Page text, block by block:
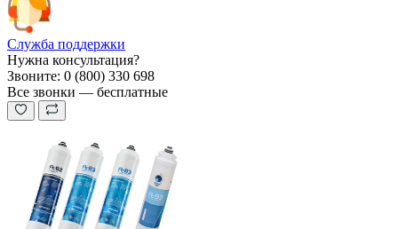
Служба поддержки
Нужна консультация?
Звоните: 0 (800) 330 698
Все звонки — бесплатные